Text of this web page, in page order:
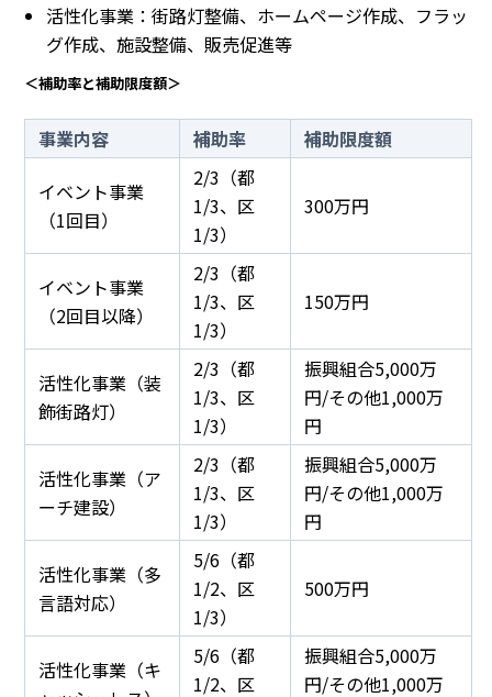
活性化事業：街路灯整備、ホームページ作成、フラッ
グ作成、施設整備、販売促進等
＜補助率と補助限度額＞
事業内容 補助率
補助限度額
イベント事業
（1回目）
2/3（都
1/3、区
1/3）
300万円
イベント事業
（2回目以降）
2/3（都
1/3、区
1/3）
150万円
活性化事業（装
飾街路灯）
2/3（都
1/3、区
1/3）
振興組合5,000万
円/その他1,000万
円
活性化事業（ア
ーチ建設）
2/3（都
1/3、区
1/3）
振興組合5,000万
円/その他1,000万
円
活性化事業（多
言語対応）
5/6（都
1/2、区
1/3）
500万円
活性化事業（キ
5/6（都
1/2、区
振興組合5,000万
円/その他1,000万